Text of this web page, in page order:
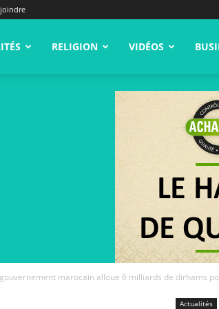
RELIGION VIDÉOS
marocain alloue 6 milliards de dirhams
Actualités